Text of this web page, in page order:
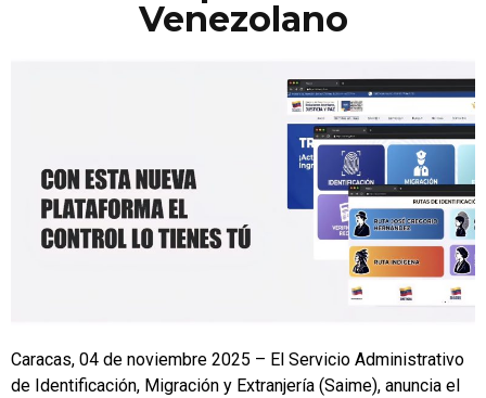
Venezolano
Caracas, 04 de noviembre 2025 – El Servicio Administrativo
de Identificación, Migración y Extranjería (Saime), anuncia el